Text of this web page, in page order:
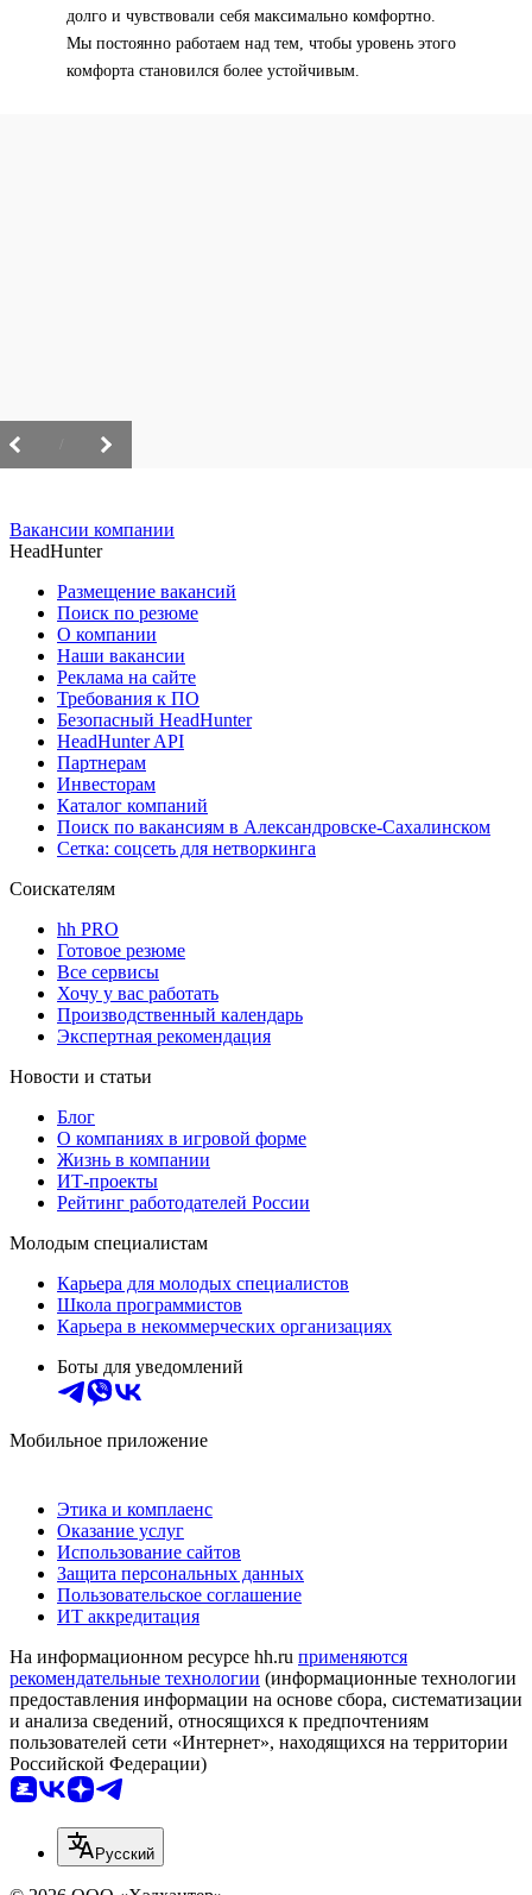
долго и чувствовали себя максимально комфортно.
Мы постоянно работаем над тем, чтобы уровень этого
комфорта становился более устойчивым.
Вакансии компании
HeadHunter
Размещение вакансий
Поиск по резюме
О компании
Наши вакансии
Реклама на сайте
Требования к ПО
Безопасный HeadHunter
HeadHunter API
Партнерам
Инвесторам
Каталог компаний
Поиск по вакансиям в Александровске-Сахалинском
Сетка: соцсеть для нетворкинга
Соискателям
hh PRO
Готовое резюме
Все сервисы
Хочу у вас работать
Производственный календарь
Экспертная рекомендация
Новости и статьи
Блог
О компаниях в игровой форме
Жизнь в компании
ИТ-проекты
Рейтинг работодателей России
Молодым специалистам
Карьера для молодых специалистов
Школа программистов
Карьера в некоммерческих организациях
Боты для уведомлений
Мобильное приложение
Этика и комплаенс
Оказание услуг
Использование сайтов
Защита персональных данных
Пользовательское соглашение
ИТ аккредитация
На информационном ресурсе hh.ru применяются
рекомендательные технологии (информационные технологии
предоставления информации на основе сбора, систематизации
и анализа сведений, относящихся к предпочтениям
пользователей сети «Интернет», находящихся на территории
Российской Федерации)
Русский